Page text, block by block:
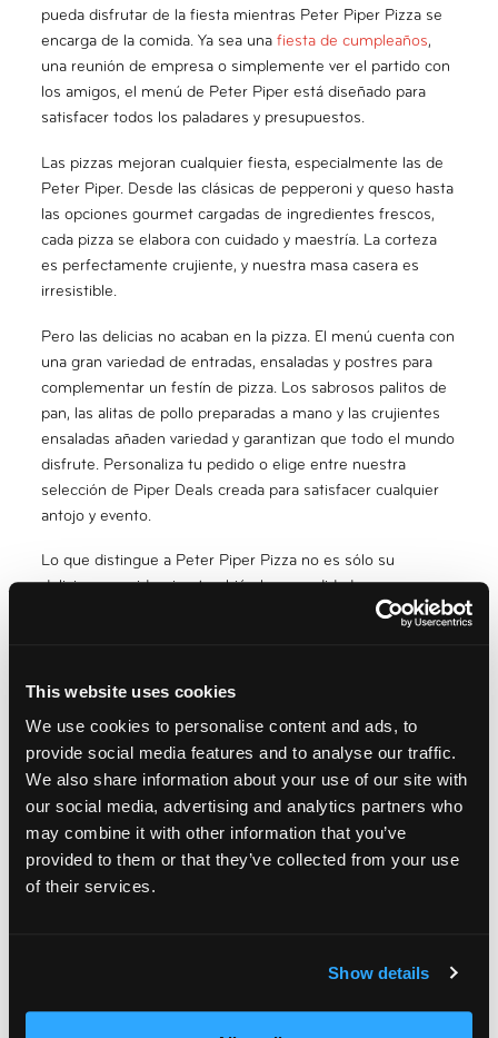
This website uses cookies
We use cookies to personalise content and ads, to
provide social media features and to analyse our traffic.
We also share information about your use of our site with
our social media, advertising and analytics partners who
may combine it with other information that you’ve
provided to them or that they’ve collected from your use
of their services.
Show details
pueda disfrutar de la fiesta mientras Peter Piper Pizza se
encarga de la comida. Ya sea unafiesta de cumpleaños,
una reunión de empresa o simplemente ver el partido con
los amigos, el menú de Peter Piper está diseñado para
satisfacer todos los paladares y presupuestos.
Las pizzas mejoran cualquier fiesta, especialmente las de
Peter Piper. Desde las clásicas de pepperoni y queso hasta
las opciones gourmet cargadas de ingredientes frescos,
cada pizza se elabora con cuidado y maestría. La corteza
es perfectamente crujiente, y nuestra masa casera es
irresistible.
Pero las delicias no acaban en la pizza. El menú cuenta con
una gran variedad de entradas, ensaladas y postres para
complementar un festín de pizza. Los sabrosos palitos de
pan, las alitas de pollo preparadas a mano y las crujientes
ensaladas añaden variedad y garantizan que todo el mundo
disfrute. Personaliza tu pedido o elige entre nuestra
selección de Piper Deals creada para satisfacer cualquier
antojo y evento.
Lo que distingue a Peter Piper Pizza no es sólo su
deliciosa comida, sino también la comodidad que
aportamos a la organización de fiestas. El proceso de
detalles. Simplemente vaya a peterpiperpizza.com y
¿Por qué conformarse con lo ordinario cuando puede
convertir su reunión en una extraordinaria fiesta de pizza?
El catering es sencillo, agradable y asequible con Peter
Piper Pizza.